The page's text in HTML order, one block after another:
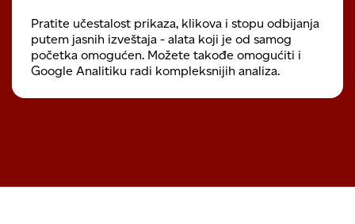
Pratite učestalost prikaza, klikova i stopu odbijanja
putem jasnih izveštaja - alata koji je od samog
početka omogućen. Možete takođe omogućiti i
Google Analitiku radi kompleksnijih analiza.